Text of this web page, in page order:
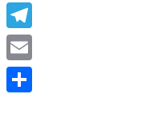
WhatsApp
Telegram
Email